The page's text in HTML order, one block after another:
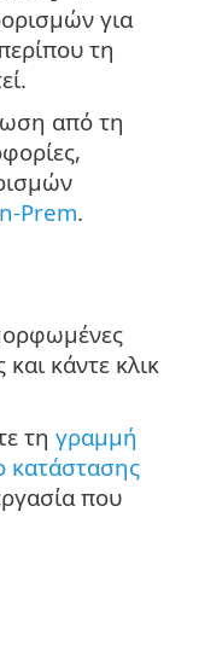
για
τη
από τη
Prem.
και κάντε κλικ
τη γραμμή
κατάστασης
που